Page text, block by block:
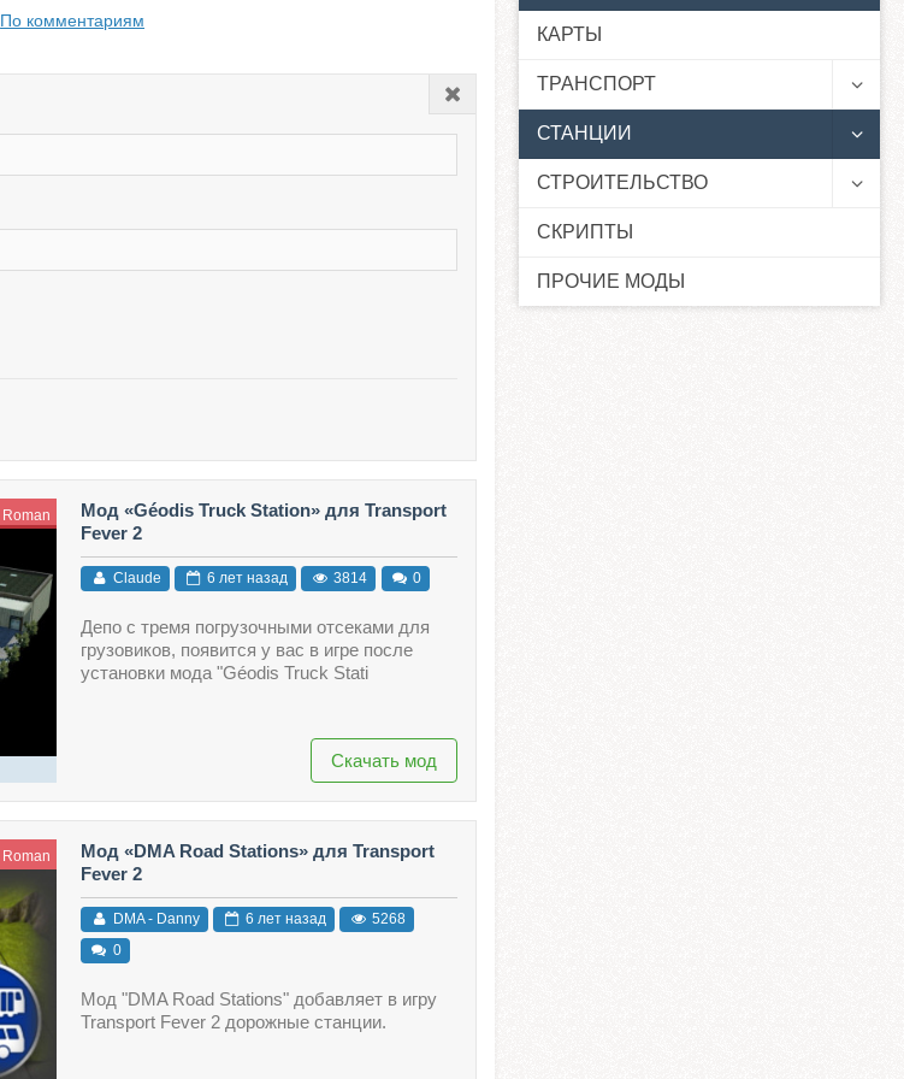
По комментариям
Roman
Мод «Géodis Truck Station» для Transport
Fever 2
Claude 6 лет назад 3814 0
Депо с тремя погрузочными отсеками для
грузовиков, появится у вас в игре после
установки мода "Géodis Truck Stati
Скачать мод
Roman
Мод «DMA Road Stations» для Transport
Fever 2
DMA - Danny 6 лет назад
5268
0
Мод "DMA Road Stations" добавляет в игру
Transport Fever 2 дорожные станции.
КАРТЫ
ТРАНСПОРТ
СТАНЦИИ
СТРОИТЕЛЬСТВО
СКРИПТЫ
ПРОЧИЕ МОДЫ